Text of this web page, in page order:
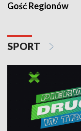
Gość Regionów
SPORT